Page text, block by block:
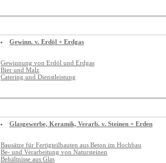
Gewinn. v. Erdöl + Erdgas
Gewinnung von Erdöl und Erdgas
Bier und Malz
Catering und Dienstleistung
Glasgewerbe, Keramik, Verarb. v. Steinen + Erden
Bausätze für Fertigteilbauten aus Beton im Hochbau
Be- und Verarbeitung von Natursteinen
Behältnisse aus Glas